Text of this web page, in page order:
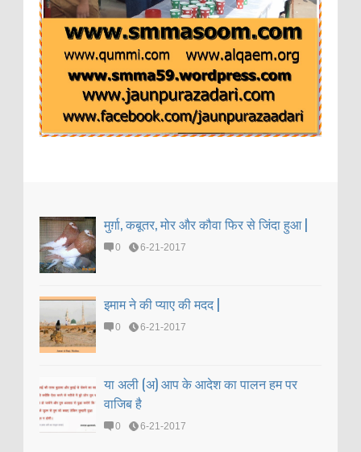
मुर्ग़ा, कबूतर, मोर और कौवा फिर से जिंदा हुआ |
0 6-21-2017
इमाम ने की प्याए की मदद |
0 6-21-2017
या अली (अ) आप के आदेश का पालन हम पर
वाजिब है
0 6-21-2017